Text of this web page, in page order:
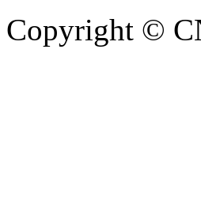
Copyright ©